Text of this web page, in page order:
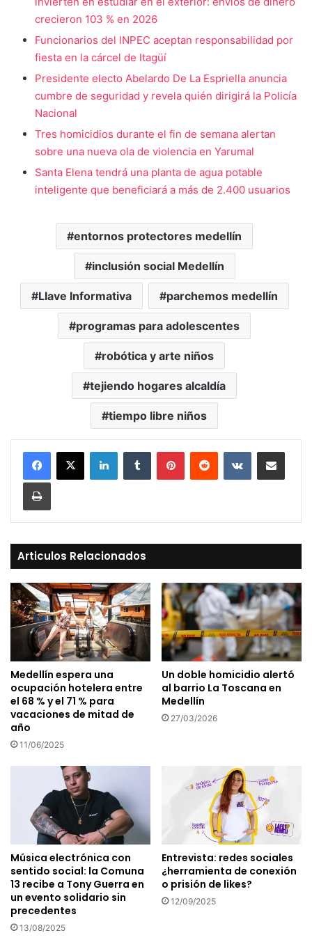
crecieron 103 % en 2026
Funcionarios del INPEC aceptan responsabilidad por
fiesta en la cárcel de Itagüí
Presidente electo Abelardo De La Espriella anuncia
cumbre de seguridad y revela quién dirigirá la Policía
Nacional
Tres homicidios durante el fin de semana alertan
sobre una nueva ola de violencia en Yarumal
Santa Elena tendrá una planta de agua potable
inteligente que beneficiará a más de 2.400 usuarios
entornos protectores medellín
inclusión social Medellín
Llave Informativa parchemos medellín
programas para adolescentes
robótica y arte niños
tejiendo hogares alcaldía
tiempo libre niños
LinkedInTumblr PinterestReddit VKontakteCompartir vía Mail
Print
Articulos Relacionados
Medellín espera una
ocupación hotelera entre
el 68 % y el 71 % para
vacaciones de mitad de
año
11/06/2025
Un doble homicidio alertó
al barrio La Toscana en
Medellín
27/03/2026
Música electrónica con
sentido social: la Comuna
13 recibe a Tony Guerra en
un evento solidario sin
precedentes
13/08/2025
Entrevista: redes sociales
¿herramienta de conexión
o prisión de likes?
12/09/2025